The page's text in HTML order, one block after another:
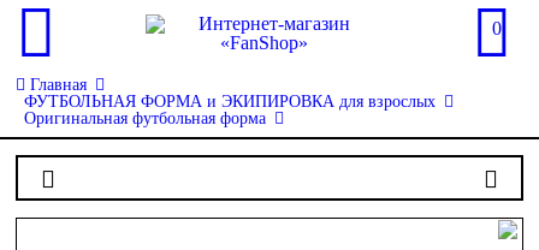
0
Главная
ФУТБОЛЬНАЯ ФОРМА и ЭКИПИРОВКА для взрослых
Оригинальная футбольная форма